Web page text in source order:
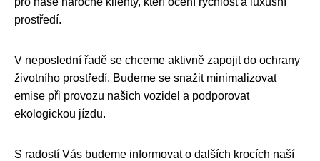
prostředí.
V neposlední řadě se chceme aktivně zapojit do ochrany
životního prostředí. Budeme se snažit minimalizovat
emise při provozu našich vozidel a podporovat
ekologickou jízdu.
S radostí Vás budeme informovat o dalších krocích naší